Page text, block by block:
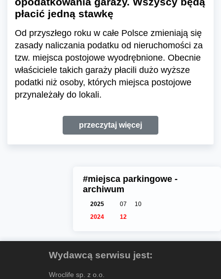
płacić jedną stawkę
Od przyszłego roku w całe Polsce zmieniają się
zasady naliczania podatku od nieruchomości za
tzw. miejsca postojowe wyodrębnione. Obecnie
właściciele takich garaży płacili dużo wyższe
podatki niż osoby, których miejsca postojowe
przynależały do lokali.
przeczytaj więcej
#miejsca parkingowe -
archiwum
2025 07
10
2024
12
Wydawcą serwisu jest:
Wroclife sp. z o.o.